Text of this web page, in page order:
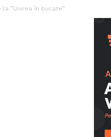
”Unirea în bucate”